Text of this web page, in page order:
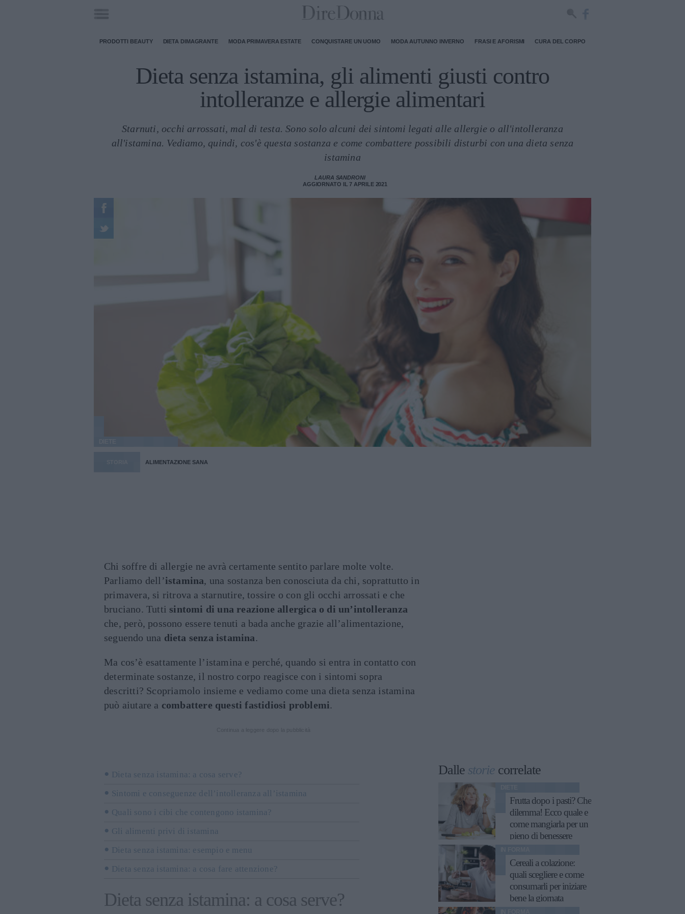
PRODOTTI BEAUTY DIETA DIMAGRANTE MODA PRIMAVERA ESTATE CONQUISTARE UN UOMO MODA AUTUNNO INVERNO FRASI E AFORISMI CURA DEL CORPO
Dieta senza istamina, gli alimenti giusti contro
intolleranze e allergie alimentari
Starnuti, occhi arrossati, mal di testa. Sono solo alcuni dei sintomi legati alle allergie o all'intolleranza
all'istamina. Vediamo, quindi, cos'è questa sostanza e come combattere possibili disturbi con una dieta senza
istamina
LAURA SANDRONI
AGGIORNATO IL 7 APRILE 2021
ALIMENTAZIONE SANA
Chi soffre di allergie ne avrà certamente sentito parlare molte volte.
Parliamo dell’istamina, una sostanza ben conosciuta da chi, soprattutto in
primavera, si ritrova a starnutire, tossire o con gli occhi arrossati e che
bruciano. Tutti sintomi di una reazione allergica o di un’intolleranza
che, però, possono essere tenuti a bada anche grazie all’alimentazione,
seguendo una dieta senza istamina.
Ma cos’è esattamente l’istamina e perché, quando si entra in contatto con
determinate sostanze, il nostro corpo reagisce con i sintomi sopra
descritti? Scopriamolo insieme e vediamo come una dieta senza istamina
può aiutare a combattere questi fastidiosi problemi.
Dieta senza istamina: a cosa serve?
Sintomi e conseguenze dell’intolleranza all’istamina
Quali sono i cibi che contengono istamina?
Gli alimenti privi di istamina
Dieta senza istamina: esempio e menu
Dieta senza istamina: a cosa fare attenzione?
Dieta senza istamina: a cosa serve?
Dalle storie correlate
Frutta dopo i pasti? Che
dilemma! Ecco quale e
come mangiarla per un
pieno di benessere
Cereali a colazione:
quali scegliere e come
consumarli per iniziare
bene la giornata